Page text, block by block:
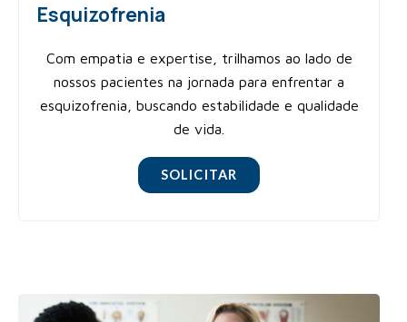
Esquizofrenia
Com empatia e expertise, trilhamos ao lado de
nossos pacientes na jornada para enfrentar a
esquizofrenia, buscando estabilidade e qualidade
de vida.
SOLICITAR